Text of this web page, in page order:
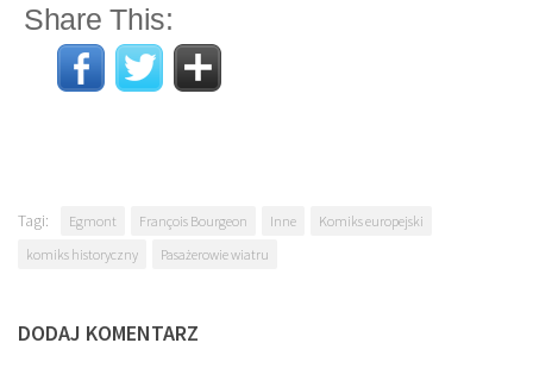
Share This:
Tagi: Egmont François Bourgeon Inne
Komiks europejski
komiks historyczny
Pasażerowie wiatru
DODAJ KOMENTARZ